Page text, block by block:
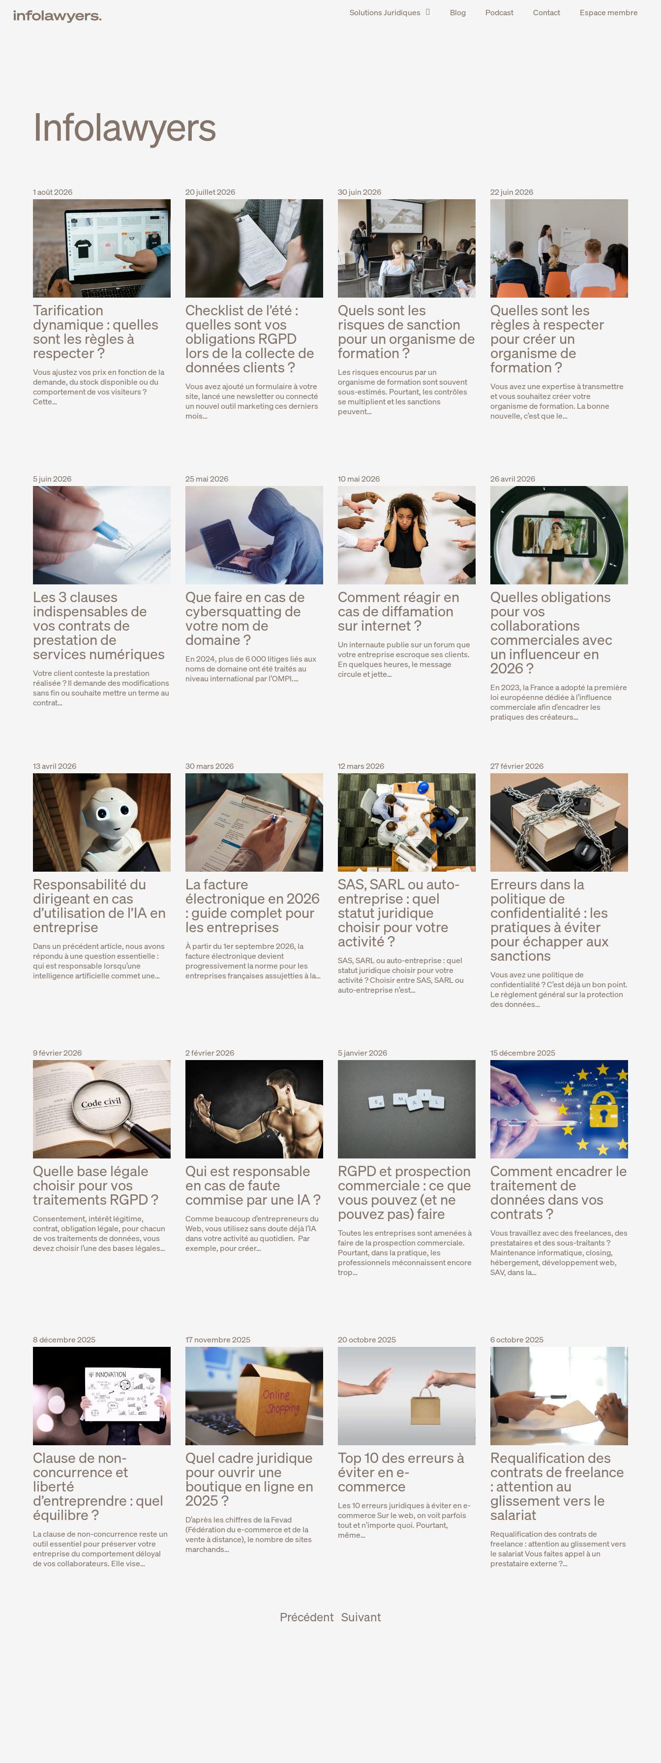
Solutions Juridiques Blog Podcast Contact Espace membre
Infolawyers
1 août 2026
Tarification
dynamique : quelles
sont les règles à
respecter ?
Vous ajustez vos prix en fonction de la
demande, du stock disponible ou du
comportement de vos visiteurs ?
Cette…
20 juillet 2026
Checklist de l’été :
quelles sont vos
obligations RGPD
lors de la collecte de
données clients ?
Vous avez ajouté un formulaire à votre
site, lancé une newsletter ou connecté
un nouvel outil marketing ces derniers
mois…
30 juin 2026
Quels sont les
risques de sanction
pour un organisme de
formation ?
Les risques encourus par un
organisme de formation sont souvent
sous-estimés. Pourtant, les contrôles
se multiplient et les sanctions
peuvent…
22 juin 2026
Quelles sont les
règles à respecter
pour créer un
organisme de
formation ?
Vous avez une expertise à transmettre
et vous souhaitez créer votre
organisme de formation. La bonne
nouvelle, c’est que le…
5 juin 2026
Les 3 clauses
indispensables de
vos contrats de
prestation de
services numériques
Votre client conteste la prestation
réalisée ? Il demande des modifications
sans fin ou souhaite mettre un terme au
contrat…
25 mai 2026
Que faire en cas de
cybersquatting de
votre nom de
domaine ?
En 2024, plus de 6 000 litiges liés aux
noms de domaine ont été traités au
niveau international par l’OMPI.…
10 mai 2026
Comment réagir en
cas de diffamation
sur internet ?
Un internaute publie sur un forum que
votre entreprise escroque ses clients.
En quelques heures, le message
circule et jette…
26 avril 2026
Quelles obligations
pour vos
collaborations
commerciales avec
un influenceur en
2026 ?
En 2023, la France a adopté la première
loi européenne dédiée à l’influence
commerciale afin d’encadrer les
pratiques des créateurs…
13 avril 2026
Responsabilité du
dirigeant en cas
d’utilisation de l’IA en
entreprise
Dans un précédent article, nous avons
répondu à une question essentielle :
qui est responsable lorsqu’une
intelligence artificielle commet une…
30 mars 2026
La facture
électronique en 2026
: guide complet pour
les entreprises
À partir du 1er septembre 2026, la
facture électronique devient
progressivement la norme pour les
entreprises françaises assujetties à la…
12 mars 2026
SAS, SARL ou auto-
entreprise : quel
statut juridique
choisir pour votre
activité ?
SAS, SARL ou auto-entreprise : quel
statut juridique choisir pour votre
activité ? Choisir entre SAS, SARL ou
auto-entreprise n’est…
27 février 2026
Erreurs dans la
politique de
confidentialité : les
pratiques à éviter
pour échapper aux
sanctions
Vous avez une politique de
confidentialité ? C’est déjà un bon point.
Le règlement général sur la protection
des données…
9 février 2026
Quelle base légale
choisir pour vos
traitements RGPD ?
Consentement, intérêt légitime,
contrat, obligation légale, pour chacun
de vos traitements de données, vous
devez choisir l’une des bases légales…
2 février 2026
Qui est responsable
en cas de faute
commise par une IA ?
Comme beaucoup d’entrepreneurs du
Web, vous utilisez sans doute déjà l’IA
dans votre activité au quotidien. Par
exemple, pour créer…
5 janvier 2026
RGPD et prospection
commerciale : ce que
vous pouvez (et ne
pouvez pas) faire
Toutes les entreprises sont amenées à
faire de la prospection commerciale.
Pourtant, dans la pratique, les
professionnels méconnaissent encore
trop…
15 décembre 2025
Comment encadrer le
traitement de
données dans vos
contrats ?
Vous travaillez avec des freelances, des
prestataires et des sous-traitants ?
Maintenance informatique, closing,
hébergement, développement web,
SAV, dans la…
8 décembre 2025
Clause de non-
concurrence et
liberté
d’entreprendre : quel
équilibre ?
La clause de non-concurrence reste un
outil essentiel pour préserver votre
entreprise du comportement déloyal
de vos collaborateurs. Elle vise…
17 novembre 2025
Quel cadre juridique
pour ouvrir une
boutique en ligne en
2025 ?
D’après les chiffres de la Fevad
(Fédération du e-commerce et de la
vente à distance), le nombre de sites
marchands…
20 octobre 2025
Top 10 des erreurs à
éviter en e-
commerce
Les 10 erreurs juridiques à éviter en e-
commerce Sur le web, on voit parfois
tout et n’importe quoi. Pourtant,
même…
6 octobre 2025
Requalification des
contrats de freelance
: attention au
glissement vers le
salariat
Requalification des contrats de
freelance : attention au glissement vers
le salariat Vous faites appel à un
prestataire externe ?…
Précédent Suivant